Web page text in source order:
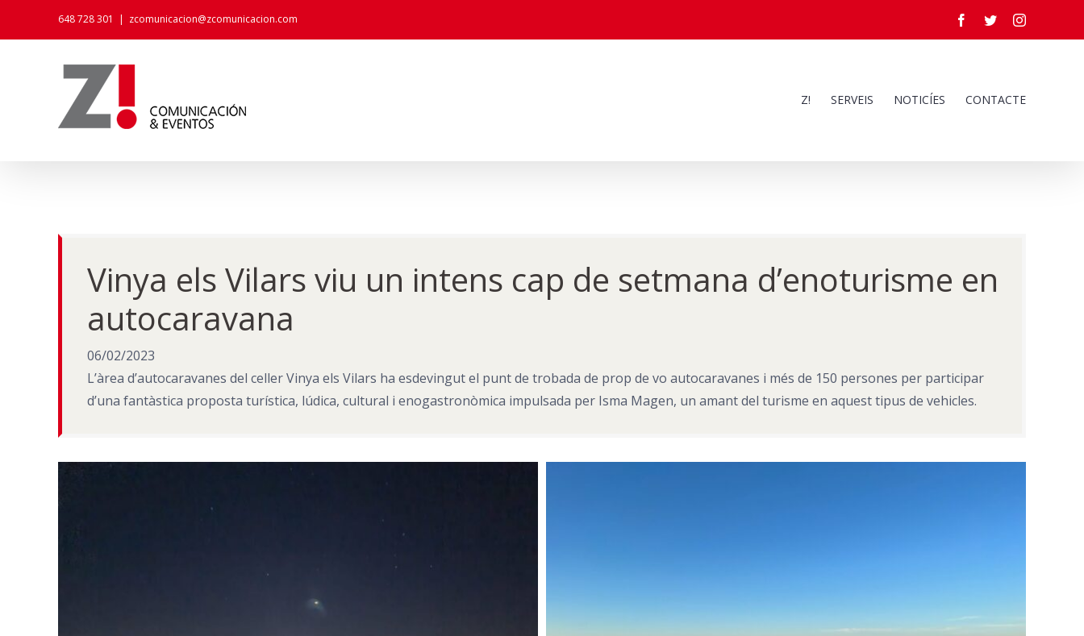
648 728 301 | zcomunicacion@zcomunicacion.com Facebook
TwitterInstagram
Z! SERVEIS NOTICÍES CONTACTE
Vinya els Vilars viu un intens cap de setmana d’enoturisme en
autocaravana
06/02/2023
L’àrea d’autocaravanes del celler Vinya els Vilars ha esdevingut el punt de trobada de prop de vo autocaravanes i més de 150 persones per participar
d’una fantàstica proposta turística, lúdica, cultural i enogastronòmica impulsada per Isma Magen, un amant del turisme en aquest tipus de vehicles.